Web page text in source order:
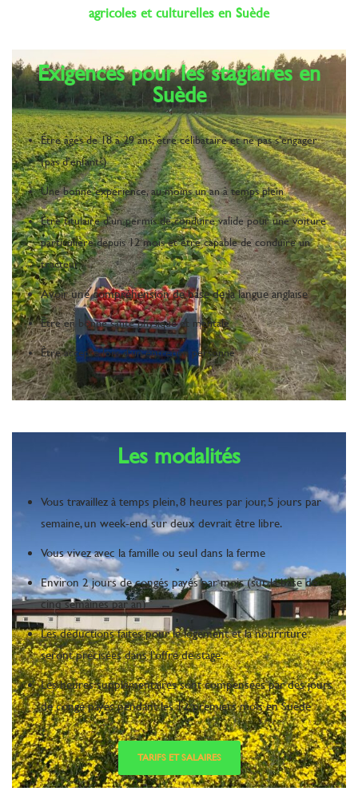
agricoles et culturelles en Suède
Exigences pour les stagiaires en
Suède
Être âgés de 18 à 29 ans, être célibataire et ne pas s’engager
(pas d’enfants)
Une bonne expérience, au moins un an à temps plein
Être titulaire d’un permis de conduire valide pour une voiture
particulière depuis 12 mois et être capable de conduire un
tracteur
Avoir une compréhension de base de la langue anglaise
Être en bonne santé physique et mentale
Être accepté lors d’un entretien personne
Les modalités
Vous travaillez à temps plein, 8 heures par jour, 5 jours par
semaine, un week-end sur deux devrait être libre.
Vous vivez avec la famille ou seul dans la ferme
Environ 2 jours de congés payés par mois (sur la base de
cinq semaines par an)
Les déductions faites pour le logement et la nourriture
seront précisées dans l’offre de stage.
Les heures supplémentaires sont compensées par des jours
de congé payés pendant les 12 premiers mois en Suède
TARIFS ET SALAIRES